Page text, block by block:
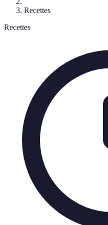
Recettes
Recettes